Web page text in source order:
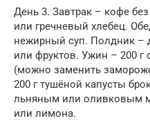
День 3. Завтрак – кофе
или гречневый хлебец.
нежирный суп. Полдник –
или фруктов. Ужин – 200 г
(можно заменить
200 г тушёной капусты
льняным или оливковым
или лимона.